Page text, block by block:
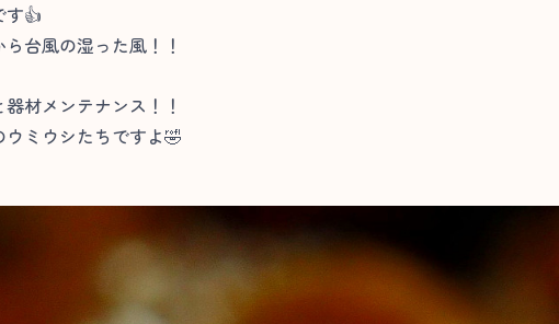
す👍
台風の湿った風！！
材メンテナンス！！
ミウシたちですよ🤣